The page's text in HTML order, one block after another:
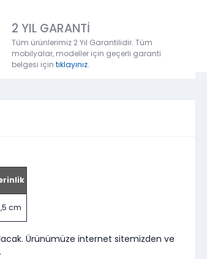
2 YIL GARANTİ
Tüm ürünlerimiz 2 Yıl Garantilidir. Tüm
mobilyalar, modeller için geçerli garanti
belgesi için tıklayınız.
cm
Ürünümüze internet sitemizden ve